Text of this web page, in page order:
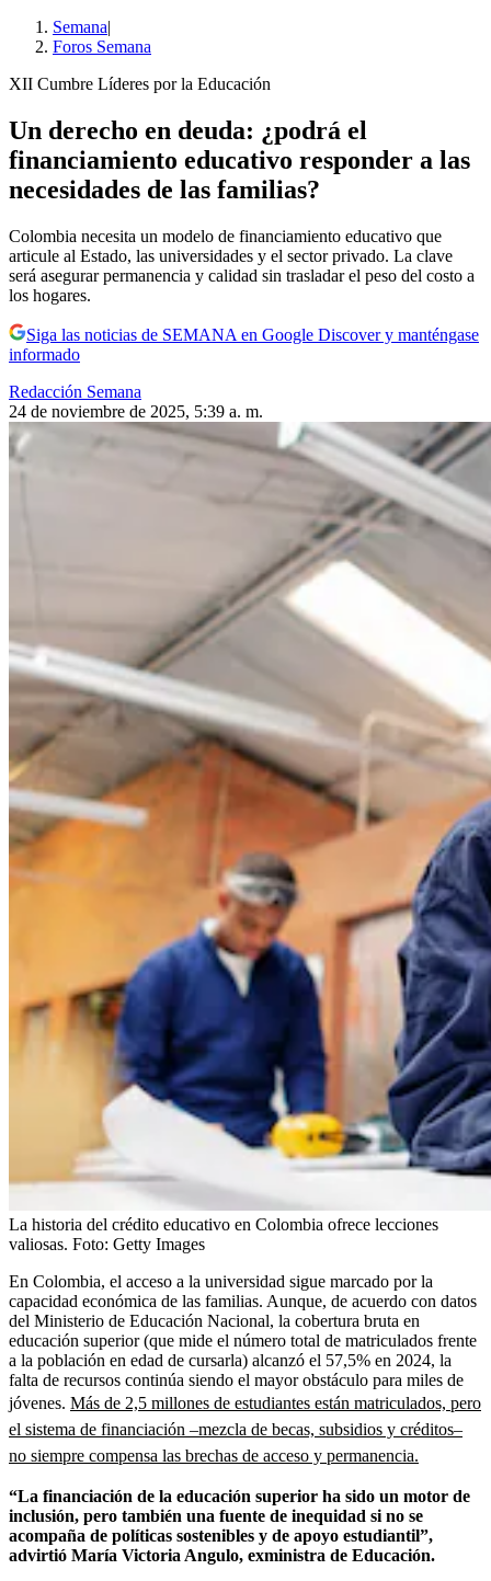
Semana|
Foros Semana
XII Cumbre Líderes por la Educación
Un derecho en deuda: ¿podrá el
financiamiento educativo responder a las
necesidades de las familias?
Colombia necesita un modelo de financiamiento educativo que
articule al Estado, las universidades y el sector privado. La clave
será asegurar permanencia y calidad sin trasladar el peso del costo a
los hogares.
Siga las noticias de SEMANA en Google Discover y manténgase
informado
Redacción Semana
24 de noviembre de 2025, 5:39 a. m.
La historia del crédito educativo en Colombia ofrece lecciones
valiosas. Foto: Getty Images
En Colombia, el acceso a la universidad sigue marcado por la
capacidad económica de las familias. Aunque, de acuerdo con datos
del Ministerio de Educación Nacional, la cobertura bruta en
educación superior (que mide el número total de matriculados frente
a la población en edad de cursarla) alcanzó el 57,5% en 2024, la
falta de recursos continúa siendo el mayor obstáculo para miles de
jóvenes. Más de 2,5 millones de estudiantes están matriculados, pero
el sistema de financiación –mezcla de becas, subsidios y créditos–
no siempre compensa las brechas de acceso y permanencia.
“La financiación de la educación superior ha sido un motor de
inclusión, pero también una fuente de inequidad si no se
acompaña de políticas sostenibles y de apoyo estudiantil”,
advirtió María Victoria Angulo, exministra de Educación.